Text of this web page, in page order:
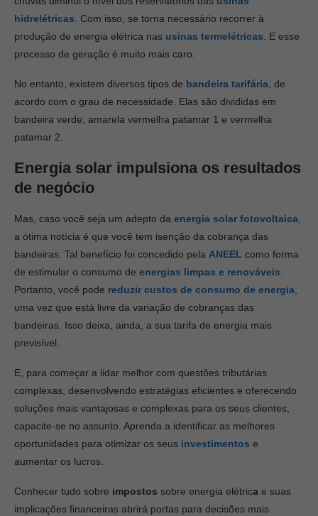
hidrelétricas . Com isso, se torna necessário recorrer à
produção de energia elétrica nas usinas termelétricas . E esse
processo de geração é muito mais caro.
No entanto, existem diversos tipos de bandeira tarifária , de
acordo com o grau de necessidade. Elas são divididas em
bandeira verde, amarela vermelha patamar 1 e vermelha
patamar 2
Energia solar impulsiona os resultados
de negócio
Mas, caso você seja um adepto da energia solar fotovoltaica
a ótima notícia é que você tem isenção da cobrança das
bandeiras. Tal benefício foi concedido pela ANEEL como forma
de estimular o consumo de energias limpas e renováveis
Portanto, você pode reduzir custos de consumo de energia
uma vez que está livre da variação de cobranças das
bandeiras. Isso deixa, ainda, a sua tarifa de energia mais
previsível.
E, para começar a lidar melhor com questões tributárias
complexas, desenvolvendo estratégias eficientes e oferecendo
soluções mais vantajosas e complexas para os seus clientes,
capacite-se no assunto. Aprenda a identificar as melhores
oportunidades para otimizar os seus investimentos e
aumentar os lucros.
Conhecer tudo sobre impostos sobre energia elétrica e suas
implicações financeiras abrirá portas para decisões mais